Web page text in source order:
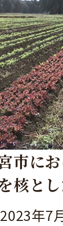
市に
核と
2023年7